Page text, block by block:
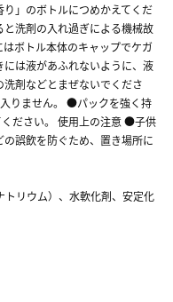
」のボトルにつめかえてくだ
洗剤の入れ過ぎによる機械故
ボトル本体のキャップでケガ
は液があふれないように、液
剤などとまぜないでくださ
りません。 ●パックを強く持
ださい。 使用上の注意 ●子供
誤飲を防ぐため、置き場所に
リウム）、水軟化剤、安定化